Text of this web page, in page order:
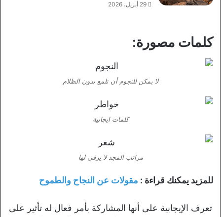
29 أبريل، 2026
كلمات مصورة:
لا يمكن للنجوم أن تلمع بدون الظلام
كلمات ايجابية
مراتب المجد لا يرقى لها
للمزيد يمكنك قراءة : مقولات عن النجاح والطموح
تعرف الإيجابية على أنها المشاركة بأمر فعال له تأثير على